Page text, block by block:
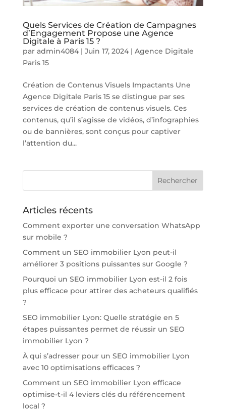
Quels Services de Création de Campagnes
d’Engagement Propose une Agence
Digitale à Paris 15 ?
par admin4084| Juin 17, 2024| Agence Digitale
Paris 15
Création de Contenus Visuels Impactants Une
Agence Digitale Paris 15 se distingue par ses
services de création de contenus visuels. Ces
contenus, qu’il s’agisse de vidéos, d’infographies
ou de bannières, sont conçus pour captiver
l’attention du...
Articles récents
Comment exporter une conversation WhatsApp
sur mobile ?
Comment un SEO immobilier Lyon peut-il
améliorer 3 positions puissantes sur Google ?
Pourquoi un SEO immobilier Lyon est-il 2 fois
plus efficace pour attirer des acheteurs qualifiés
?
SEO immobilier Lyon: Quelle stratégie en 5
étapes puissantes permet de réussir un SEO
immobilier Lyon ?
À qui s’adresser pour un SEO immobilier Lyon
avec 10 optimisations efficaces ?
Comment un SEO immobilier Lyon efficace
optimise-t-il 4 leviers clés du référencement
local ?